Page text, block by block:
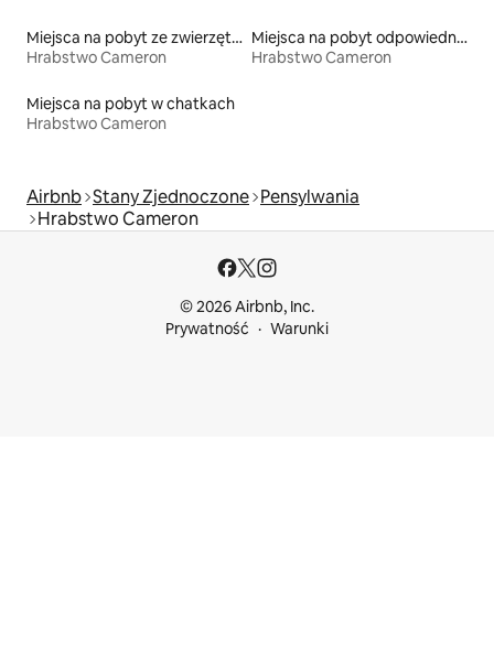
Miejsca na pobyt ze zwierzętami
Hrabstwo Cameron
Miejsca na pobyt odpowiednie dla rodzin
Hrabstwo Cameron
Miejsca na pobyt w chatkach
Hrabstwo Cameron
Airbnb Stany Zjednoczone Pensylwania
Hrabstwo Cameron
© 2026 Airbnb, Inc.
Prywatność
Warunki